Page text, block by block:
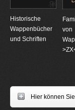
Historische
Wappenbücher
und Schriften
von
Hier können